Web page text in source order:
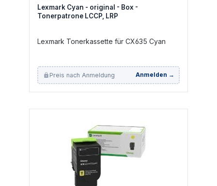
Lexmark Cyan - original - Box -
Tonerpatrone LCCP, LRP
Lexmark Tonerkassette für CX635 Cyan
Preis nach Anmeldung Anmelden →